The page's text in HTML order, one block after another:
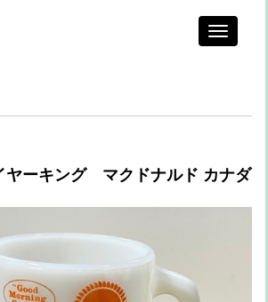
Toggle
ヤーキング マクドナルド カナダ